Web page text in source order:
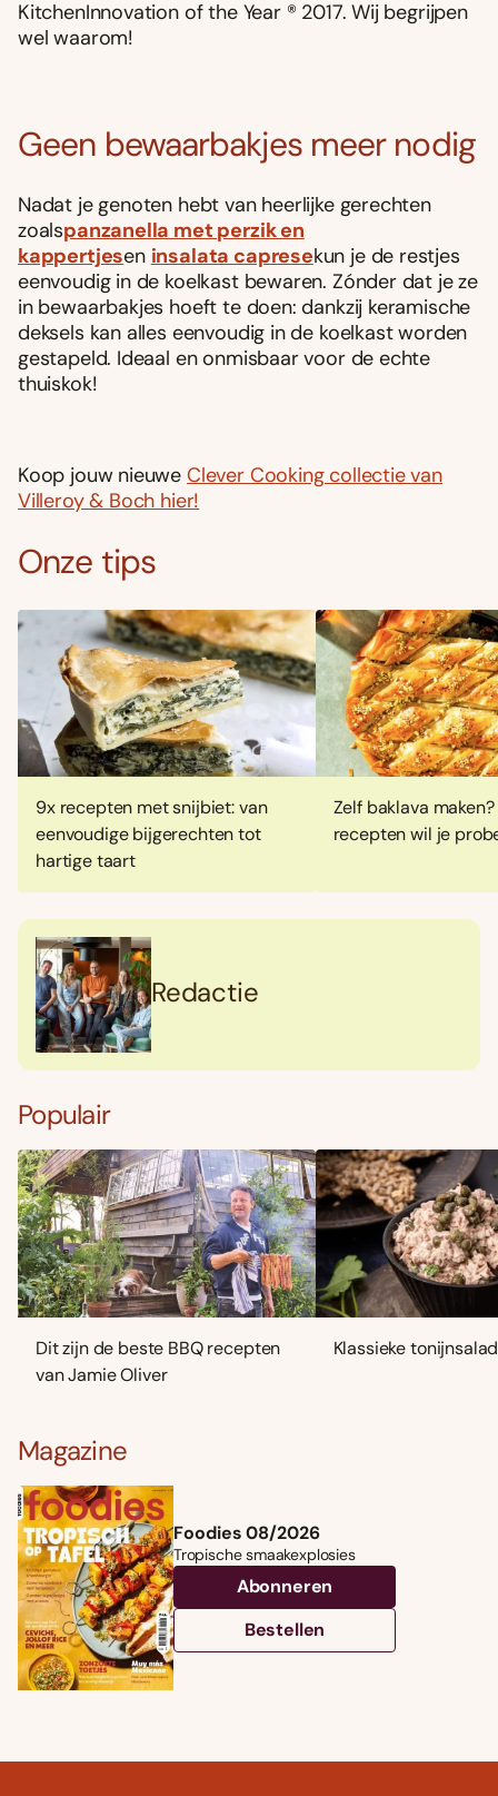
KitchenInnovation of the Year ® 2017. Wij begrijpen
wel waarom!
Geen bewaarbakjes meer nodig
Nadat je genoten hebt van heerlijke gerechten
zoalspanzanella met perzik en
kappertjesen insalata capresekun je de restjes
eenvoudig in de koelkast bewaren. Zónder dat je ze
in bewaarbakjes hoeft te doen: dankzij keramische
deksels kan alles eenvoudig in de koelkast worden
gestapeld. Ideaal en onmisbaar voor de echte
thuiskok!
Koop jouw nieuwe Clever Cooking collectie van
Villeroy & Boch hier!
Onze tips
9x recepten met snijbiet: van
eenvoudige bijgerechten tot
hartige taart
Zelf baklava
recepten wil je
Redactie
Populair
Dit zijn de beste BBQ recepten
van Jamie Oliver
Klassieke
Magazine
Foodies 08/2026
Tropische smaakexplosies
Abonneren
Bestellen